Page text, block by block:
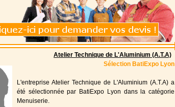
Atelier Technique de L'Aluminium (A.T.A)
Sélection BatiExpo Lyon
L'entreprise Atelier Technique de L'Aluminium (A.T.A) a
été sélectionnée par BatiExpo Lyon dans la catégorie
Menuiserie.